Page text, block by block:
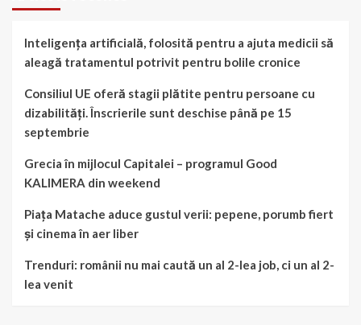
Inteligența artificială, folosită pentru a ajuta medicii să
aleagă tratamentul potrivit pentru bolile cronice
Consiliul UE oferă stagii plătite pentru persoane cu
dizabilități. Înscrierile sunt deschise până pe 15
septembrie
Grecia în mijlocul Capitalei – programul Good
KALIMERA din weekend
Piața Matache aduce gustul verii: pepene, porumb fiert
și cinema în aer liber
Trenduri: românii nu mai caută un al 2-lea job, ci un al 2-
lea venit